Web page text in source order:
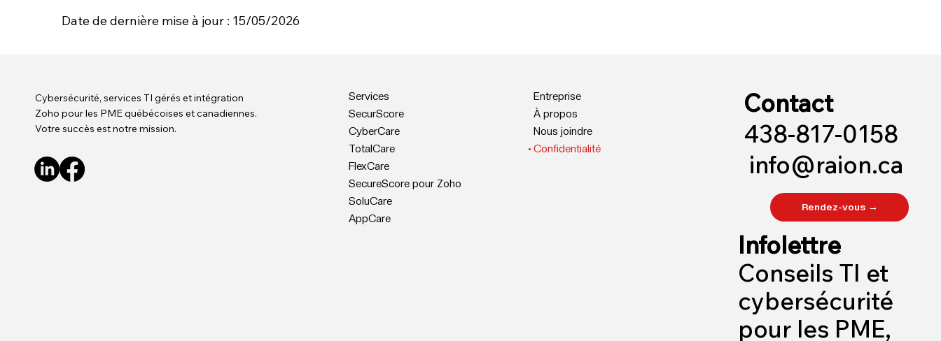
Date de dernière mise à jour : 15/05/2026
Cybersécurité, services TI gérés et intégration
Zoho pour les PME québécoises et canadiennes.
Votre succès est notre mission.
Contact
438-817-0158
info@raion.ca
Rendez-vous →
Infolettre
Conseils TI et
cybersécurité
pour les PME,
Services
SecurScore
CyberCare
TotalCare
FlexCare
SecureScore pour Zoho
SoluCare
AppCare
Entreprise
À propos
Nous joindre
Confidentialité